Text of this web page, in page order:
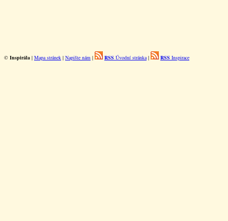
© Inspirála | Mapa stránek | Napište nám | RSS Úvodní stránka| RSS Inspirace